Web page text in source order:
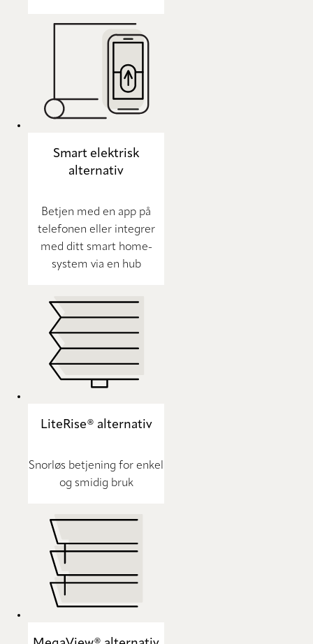
Smart elektrisk
alternativ
Betjen med en app på
telefonen eller integrer
med ditt smart home-
system via en hub
LiteRise® alternativ
Snorløs betjening for enkel
og smidig bruk